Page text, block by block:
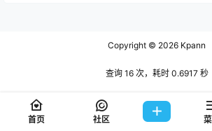
Copyright © 2026 Kpann
查询 16 次，耗时 0.6917 秒
首页 社区